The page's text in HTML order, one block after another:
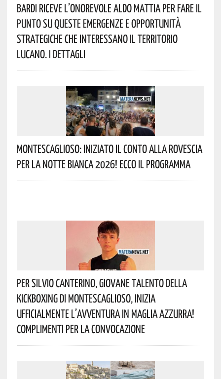
Bardi Riceve L’onorevole Aldo Mattia Per Fare Il
Punto Su Queste Emergenze E Opportunità
Strategiche Che Interessano Il Territorio
Lucano. I Dettagli
Montescaglioso: Iniziato Il Conto Alla Rovescia
Per La Notte Bianca 2026! Ecco Il Programma
Per Silvio Canterino, Giovane Talento Della
Kickboxing Di Montescaglioso, Inizia
Ufficialmente L’avventura In Maglia Azzurra!
Complimenti Per La Convocazione